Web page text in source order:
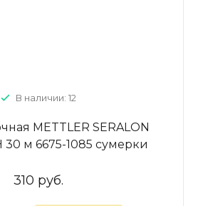
В наличии: 12
METTLER SERALON
30 м 6675-1085 сумерки
310 руб.